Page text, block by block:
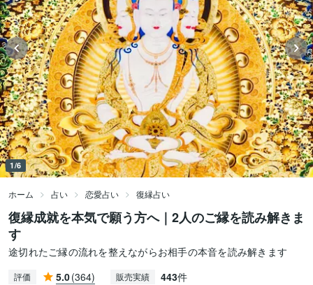
1/6
ホーム 占い 恋愛占い 復縁占い
復縁成就を本気で願う方へ｜2人のご縁を読み解きま
す
途切れたご縁の流れを整えながらお相手の本音を読み解きます
評価 5.0(364) 販売実績 443件